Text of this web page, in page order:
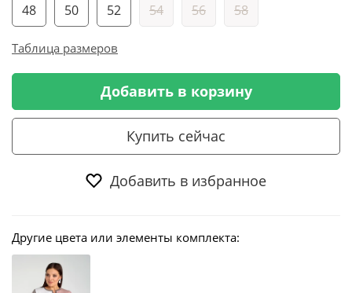
48 50 52 54 56 58
Таблица размеров
Добавить в корзину
Купить сейчас
Добавить в избранное
Другие цвета или элементы комплекта: